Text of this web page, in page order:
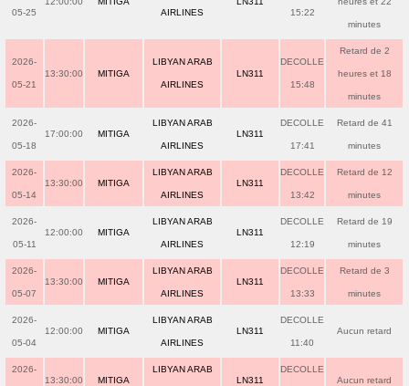
05-25 AIRLINES 15:22
minutes
2026-
05-21
13:30:00 MITIGA
LIBYAN ARAB
AIRLINES
LN311
DECOLLE
15:48
Retard de 2
heures et 18
minutes
2026-
05-18
17:00:00 MITIGA
LIBYAN ARAB
AIRLINES
LN311
DECOLLE
17:41
Retard de 41
minutes
2026-
05-14
13:30:00 MITIGA
LIBYAN ARAB
AIRLINES
LN311
DECOLLE
13:42
Retard de 12
minutes
2026-
05-11
12:00:00 MITIGA
LIBYAN ARAB
AIRLINES
LN311
DECOLLE
12:19
Retard de 19
minutes
2026-
05-07
13:30:00 MITIGA
LIBYAN ARAB
AIRLINES
LN311
DECOLLE
13:33
Retard de 3
minutes
2026-
05-04
12:00:00 MITIGA
LIBYAN ARAB
AIRLINES
LN311
DECOLLE
11:40
Aucun retard
2026-
13:30:00 MITIGA
LIBYAN ARAB
LN311
DECOLLE
Aucun retard